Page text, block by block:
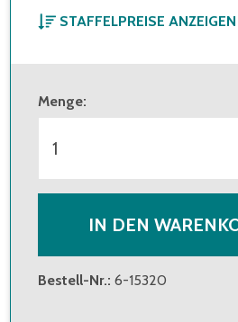
STAFFELPREISE ANZEIGEN
ab 24 Stück
Menge:
IN DEN
Bestell-Nr.: 6-15320